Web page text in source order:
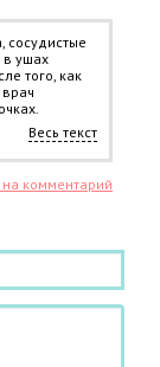
сосудистые
в ушах
того, как
и еще
Весь текст
на комментарий